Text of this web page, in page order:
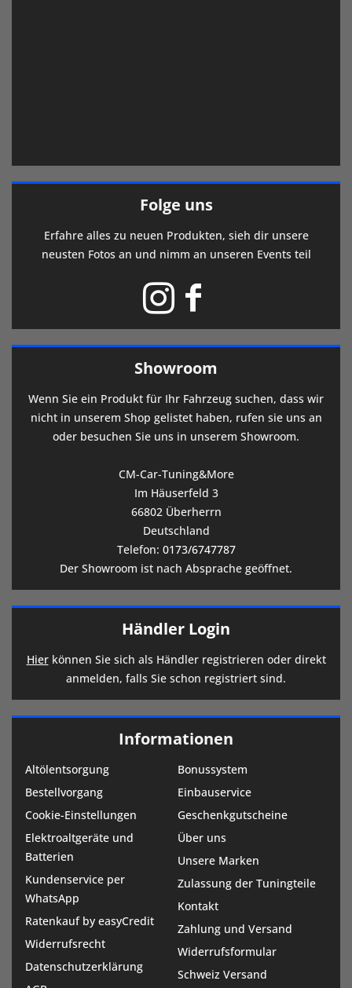
Folge uns
Erfahre alles zu neuen Produkten, sieh dir unsere
neusten Fotos an und nimm an unseren Events teil
Showroom
Wenn Sie ein Produkt für Ihr Fahrzeug suchen, dass wir
nicht in unserem Shop gelistet haben, rufen sie uns an
oder besuchen Sie uns in unserem Showroom.
CM-Car-Tuning&More
Im Häuserfeld 3
66802 Überherrn
Deutschland
Telefon: 0173/6747787
Der Showroom ist nach Absprache geöffnet.
Händler Login
Hierkönnen Sie sich als Händler registrieren oder direkt
anmelden, falls Sie schon registriert sind.
Informationen
Altölentsorgung
Bestellvorgang
Cookie-Einstellungen
Elektroaltgeräte und
Batterien
Kundenservice per
WhatsApp
Ratenkauf by easyCredit
Widerrufsrecht
Datenschutzerklärung
Bonussystem
Einbauservice
Geschenkgutscheine
Über uns
Unsere Marken
Zulassung der Tuningteile
Kontakt
Zahlung und Versand
Widerrufsformular
Schweiz Versand